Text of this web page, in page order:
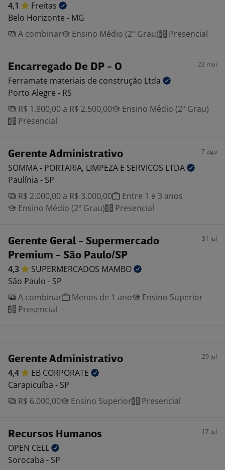
4,1
Freitas
Belo Horizonte - MG
A combinar
Ensino Médio (2º Grau) Presencial
Encarregado De DP - O 22 mai
Ferramate materiais de construção Ltda
Porto Alegre - RS
R$ 1.800,00 a R$ 2.500,00
Ensino Médio (2º Grau)
Presencial
Gerente Administrativo 7 ago
SOMMA - PORTARIA, LIMPEZA E SERVICOS LTDA
Paulínia - SP
R$ 2.000,00 a R$ 3.000,00
Entre 1 e 3 anos
Ensino Médio (2º Grau)
Presencial
Gerente Geral - Supermercado
Premium - São Paulo/SP
31 jul
4,3 SUPERMERCADOS MAMBO
São Paulo - SP
A combinar
Menos de 1 ano
Ensino Superior
Presencial
Gerente Administrativo 29 jul
4,4 EB CORPORATE
Carapicuíba - SP
R$ 6.000,00
Ensino Superior Presencial
Recursos Humanos 17 jul
OPEN CELL
Sorocaba - SP